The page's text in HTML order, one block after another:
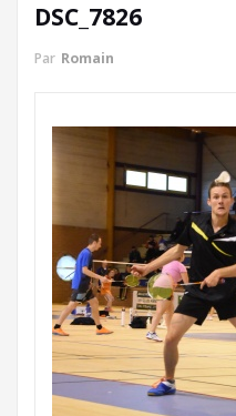
DSC_7826
Par Romain